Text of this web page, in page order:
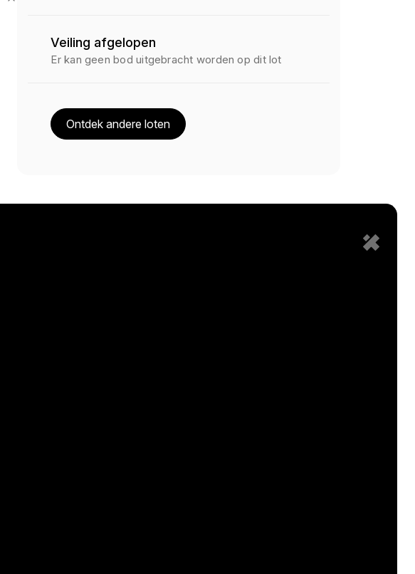
Veiling afgelopen
Er kan geen bod uitgebracht worden op dit lot
Ontdek andere loten